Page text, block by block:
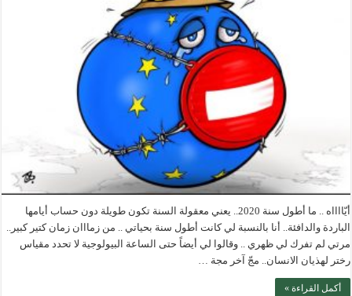
أيّااااه .. ما أطول سنة 2020.. يعني معقولة السنة تكون طويلة دون حساب أيامها
الباردة والدافئة.. أنا بالنسبة لي كانت أطول سنة بحياتي .. من زمااان زمان كتير كبير..
مرتي لم تفرك لي ظهري .. وقالوا لي أيضاً حتى الساعة البيولوجية لا تحدد مقياس
رختر لهذيان الانسان.. مجّ آخر مجة …
أكمل القراءة »